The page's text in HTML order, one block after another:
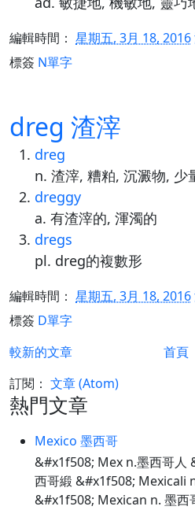
編輯時間： 星期五, 3月 18, 2016
標簽 N單字
dreg 渣滓
dreg
n. 渣滓, 糟粕, 沉澱物, 少
dreggy
a. 有渣滓的, 渾濁的
dregs
pl. dreg的複數形
編輯時間： 星期五, 3月 18, 2016
標簽 D單字
較新的文章
首頁
訂閱： 文章 (Atom)
熱門文章
Mexico 墨西哥
&#x1f508; Mex n.墨西哥人
西哥緞 &#x1f508; Mexicali
&#x1f508; Mexican n. 墨西